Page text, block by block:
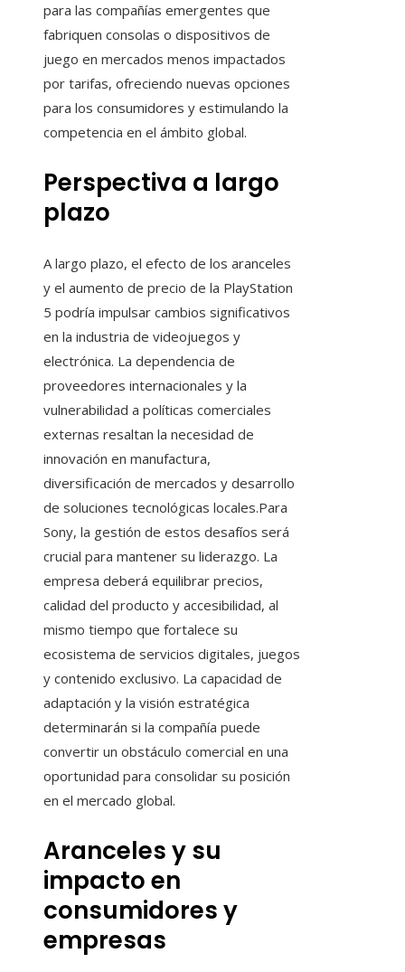
para las compañías emergentes que
fabriquen consolas o dispositivos de
juego en mercados menos impactados
por tarifas, ofreciendo nuevas opciones
para los consumidores y estimulando la
competencia en el ámbito global.
Perspectiva a largo
plazo
A largo plazo, el efecto de los aranceles
y el aumento de precio de la PlayStation
5 podría impulsar cambios significativos
en la industria de videojuegos y
electrónica. La dependencia de
proveedores internacionales y la
vulnerabilidad a políticas comerciales
externas resaltan la necesidad de
innovación en manufactura,
diversificación de mercados y desarrollo
de soluciones tecnológicas locales.Para
Sony, la gestión de estos desafíos será
crucial para mantener su liderazgo. La
empresa deberá equilibrar precios,
calidad del producto y accesibilidad, al
mismo tiempo que fortalece su
ecosistema de servicios digitales, juegos
y contenido exclusivo. La capacidad de
adaptación y la visión estratégica
determinarán si la compañía puede
convertir un obstáculo comercial en una
oportunidad para consolidar su posición
en el mercado global.
Aranceles y su
impacto en
consumidores y
empresas